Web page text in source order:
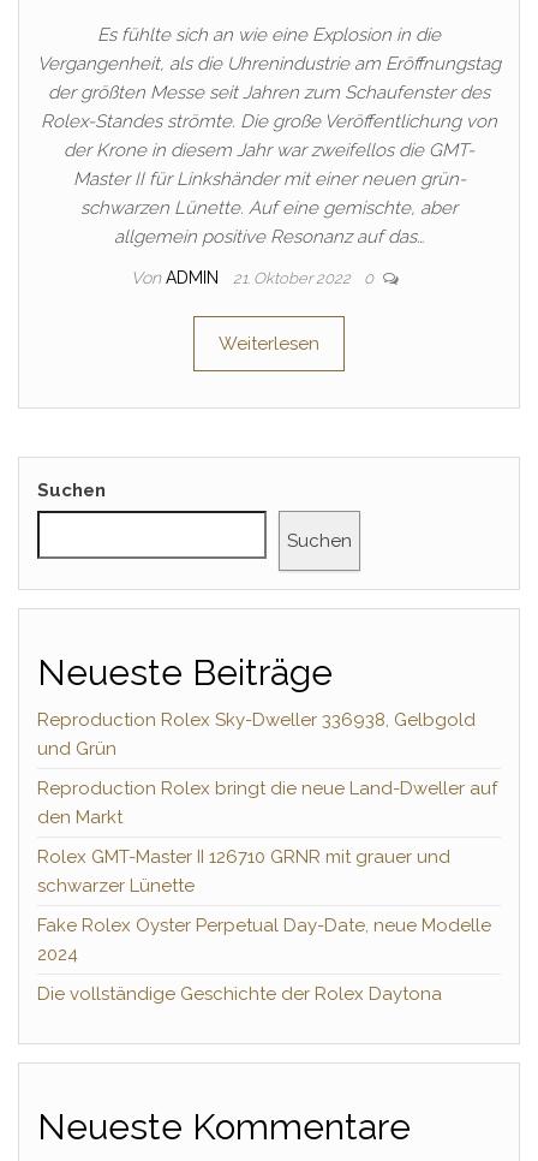
Es fühlte sich an wie eine Explosion in die
Vergangenheit, als die Uhrenindustrie am Eröffnungstag
der größten Messe seit Jahren zum Schaufenster des
Rolex-Standes strömte. Die große Veröffentlichung von
der Krone in diesem Jahr war zweifellos die GMT-
Master II für Linkshänder mit einer neuen grün-
schwarzen Lünette. Auf eine gemischte, aber
allgemein positive Resonanz auf das…
Von ADMIN 21. Oktober 2022 0
Weiterlesen
Suchen
Suchen
Neueste Beiträge
Reproduction Rolex Sky-Dweller 336938, Gelbgold
und Grün
Reproduction Rolex bringt die neue Land-Dweller auf
den Markt
Rolex GMT-Master II 126710 GRNR mit grauer und
schwarzer Lünette
Fake Rolex Oyster Perpetual Day-Date, neue Modelle
2024
Die vollständige Geschichte der Rolex Daytona
Neueste Kommentare